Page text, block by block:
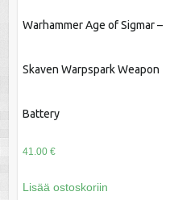
Warhammer Age of Sigmar –
Skaven Warpspark Weapon
Battery
41.00 €
Lisää ostoskoriin